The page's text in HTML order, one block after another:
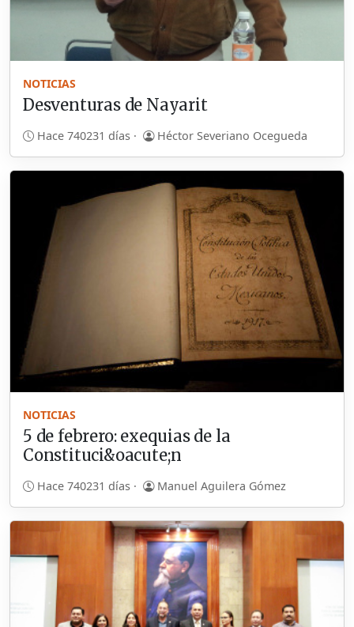
NOTICIAS
Desventuras de Nayarit
Hace 740231 días · Héctor Severiano Ocegueda
NOTICIAS
5 de febrero: exequias de la
Constituci&oacute;n
Hace 740231 días · Manuel Aguilera Gómez